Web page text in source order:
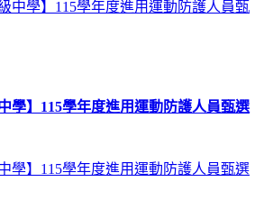
學】115學年度進用運動防護人員甄選
學】115學年度進用運動防護人員甄選